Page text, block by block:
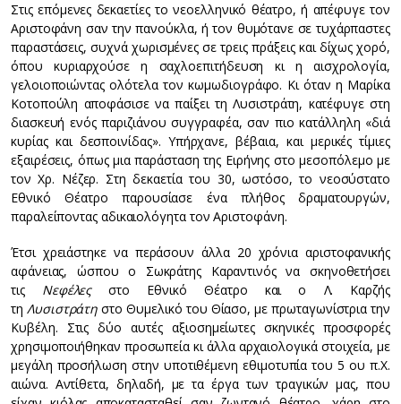
Στις επόμενες δεκαετίες το νεοελληνικό θέατρο, ή απέφυγε τον
Αριστοφάνη σαν την πανούκλα, ή τον θυμότανε σε τυχάρπαστες
παραστάσεις, συχνά χωρισμένες σε τρεις πράξεις και δίχως χορό,
όπου κυριαρχούσε η σαχλοεπιτήδευση κι η αισχρολογία,
γελοιοποιώντας ολότελα τον κωμωδιογράφο. Κι όταν η Μαρίκα
Κοτοπούλη αποφάσισε να παίξει τη Λυσιστράτη, κατέφυγε στη
διασκευή ενός παριζιάνου συγγραφέα, σαν πιο κατάλληλη «διά
κυρίας και δεσποινίδας». Υπήρχανε, βέβαια, και μερικές τίμιες
εξαιρέσεις, όπως μια παράσταση της Ειρήνης στο μεσοπόλεμο με
τον Χρ. Νέζερ. Στη δεκαετία του 30, ωστόσο, το νεοσύστατο
Εθνικό Θέατρο παρουσίασε ένα πλήθος δραματουργών,
παραλείποντας αδικαιολόγητα τον Αριστοφάνη.
Έτσι χρειάστηκε να περάσουν άλλα 20 χρόνια αριστοφανικής
αφάνειας, ώσπου ο Σωκράτης Καραντινός να σκηνοθετήσει
τις Νεφέλεςστο Εθνικό Θέατρο και ο Λ. Καρζής
τη Λυσιστράτη στο Θυμελικό του Θίασο, με πρωταγωνίστρια την
Κυβέλη. Στις δύο αυτές αξιοσημείωτες σκηνικές προσφορές
χρησιμοποιήθηκαν προσωπεία κι άλλα αρχαιολογικά στοιχεία, με
μεγάλη προσήλωση στην υποτιθέμενη εθιμοτυπία του 5 ου π.Χ.
αιώνα. Αντίθετα, δηλαδή, με τα έργα των τραγικών μας, που